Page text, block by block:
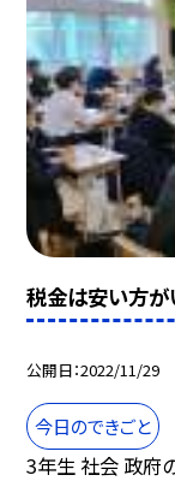
税金は安い方が
公開日 2022/11/29
今日のできごと
3年生 社会 政府